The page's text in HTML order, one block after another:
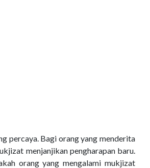
percaya. Bagi orang yang menderita
menjanjikan pengharapan baru.
orang yang mengalami mukjizat